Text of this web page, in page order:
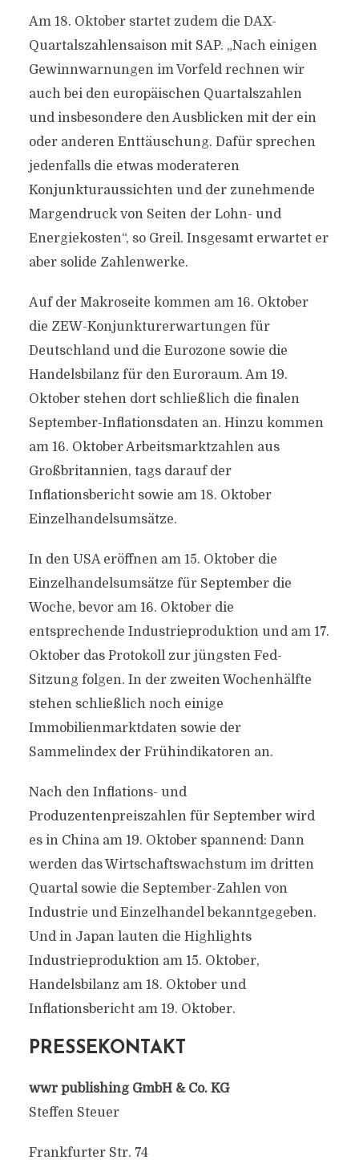
Am 18. Oktober startet zudem die DAX-
Quartalszahlensaison mit SAP. „Nach einigen
Gewinnwarnungen im Vorfeld rechnen wir
auch bei den europäischen Quartalszahlen
und insbesondere den Ausblicken mit der ein
oder anderen Enttäuschung. Dafür sprechen
jedenfalls die etwas moderateren
Konjunkturaussichten und der zunehmende
Margendruck von Seiten der Lohn- und
Energiekosten“, so Greil. Insgesamt erwartet er
aber solide Zahlenwerke.
Auf der Makroseite kommen am 16. Oktober
die ZEW-Konjunkturerwartungen für
Deutschland und die Eurozone sowie die
Handelsbilanz für den Euroraum. Am 19.
Oktober stehen dort schließlich die finalen
September-Inflationsdaten an. Hinzu kommen
am 16. Oktober Arbeitsmarktzahlen aus
Großbritannien, tags darauf der
Inflationsbericht sowie am 18. Oktober
Einzelhandelsumsätze.
In den USA eröffnen am 15. Oktober die
Einzelhandelsumsätze für September die
Woche, bevor am 16. Oktober die
entsprechende Industrieproduktion und am 17.
Oktober das Protokoll zur jüngsten Fed-
Sitzung folgen. In der zweiten Wochenhälfte
stehen schließlich noch einige
Immobilienmarktdaten sowie der
Sammelindex der Frühindikatoren an.
Nach den Inflations- und
Produzentenpreiszahlen für September wird
es in China am 19. Oktober spannend: Dann
werden das Wirtschaftswachstum im dritten
Quartal sowie die September-Zahlen von
Industrie und Einzelhandel bekanntgegeben.
Und in Japan lauten die Highlights
Industrieproduktion am 15. Oktober,
Handelsbilanz am 18. Oktober und
Inflationsbericht am 19. Oktober.
PRESSEKONTAKT
wwr publishing GmbH & Co. KG
Steffen Steuer
Frankfurter Str. 74